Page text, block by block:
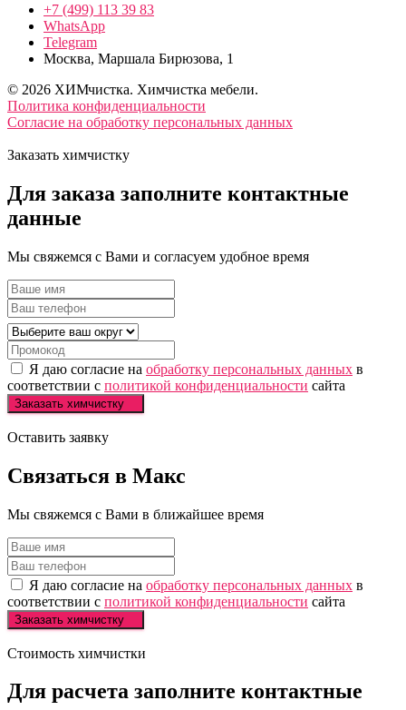
+7 (499) 113 39 83
WhatsApp
Telegram
Москва, Маршала Бирюзова, 1
© 2026 ХИМчистка. Химчистка мебели.
Политика конфиденциальности
Согласие на обработку персональных данных
Заказать химчистку
Для заказа заполните контактные
данные
Мы свяжемся с Вами и согласуем удобное время
Я даю согласие на обработку персональных данных в
соответствии с политикой конфиденциальности сайта
Заказать химчистку
Оставить заявку
Связаться в Макс
Мы свяжемся с Вами в ближайшее время
Я даю согласие на обработку персональных данных в
соответствии с политикой конфиденциальности сайта
Заказать химчистку
Стоимость химчистки
Для расчета заполните контактные